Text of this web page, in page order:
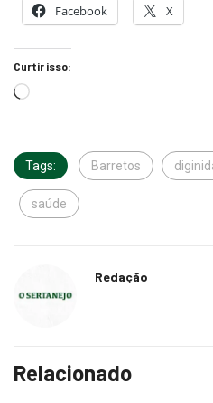
Facebook X
Curtir isso:
Tags: Barretos
saúde
Redação
Relacionado